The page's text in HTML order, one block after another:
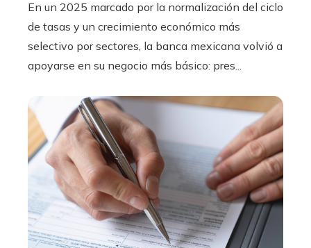
En un 2025 marcado por la normalización del ciclo
de tasas y un crecimiento económico más
selectivo por sectores, la banca mexicana volvió a
apoyarse en su negocio más básico: pres...